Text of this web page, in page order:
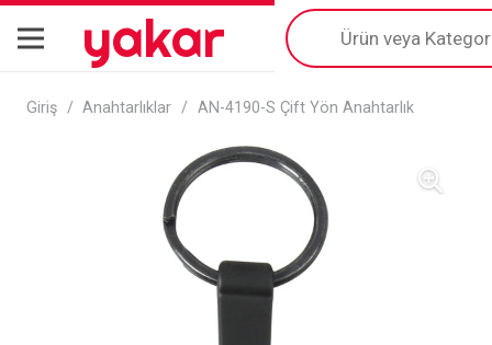
yakar
Products
search
Giriş / Anahtarlıklar / AN-4190-S Çift Yön Anahtarlık